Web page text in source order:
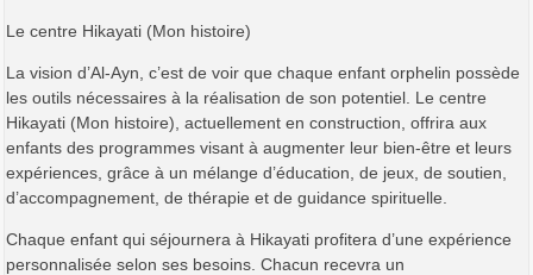
Le centre Hikayati (Mon histoire)
La vision d’Al-Ayn, c’est de voir que chaque enfant orphelin possède
les outils nécessaires à la réalisation de son potentiel. Le centre
Hikayati (Mon histoire), actuellement en construction, offrira aux
enfants des programmes visant à augmenter leur bien-être et leurs
expériences, grâce à un mélange d’éducation, de jeux, de soutien,
d’accompagnement, de thérapie et de guidance spirituelle.
Chaque enfant qui séjournera à Hikayati profitera d’une expérience
personnalisée selon ses besoins. Chacun recevra un